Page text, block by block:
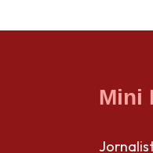
Mini